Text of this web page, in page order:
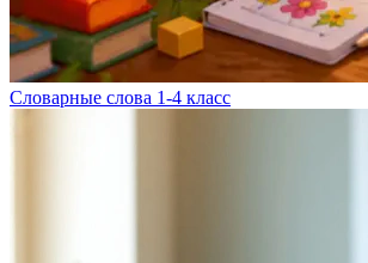
Словарные слова 1-4 класс